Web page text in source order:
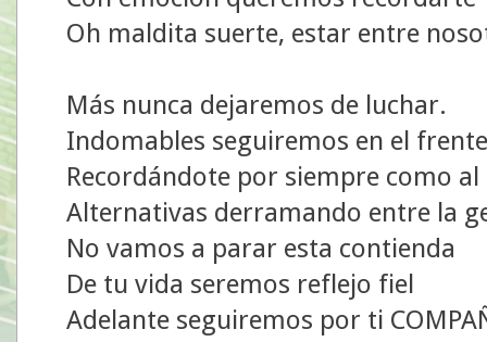
Oh maldita suerte, estar entre
Más nunca dejaremos de luchar.
Indomables seguiremos en el frente
Recordándote por siempre como al
Alternativas derramando entre la
No vamos a parar esta contienda
De tu vida seremos reflejo fiel
Adelante seguiremos por ti